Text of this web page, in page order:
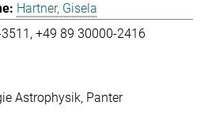
Hartner, Gisela
+49 89 30000-2416
Astrophysik Panter